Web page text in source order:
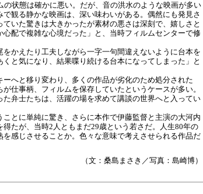
の状態は確かに悪い。だが、音の洪水のような映画が多い
観る静かな映画は、深い味わいがある。偶然にも発見さ
いた驚きは大きかったが素材の悪さは深刻で、嬉しさと
心配で複雑な心境だった」と、当時フィルムセンターで修
かえたり工夫しながら一字一句間違えないように台本を
と気になり、結果喋り続ける台本になってしまった」と
へと移り変わり、多くの作品が劣化のため処分された
仕事柄、フィルムを保存していたというケースが多い。
た弁士たちは、活躍の場を求めて講談の世界へと入ってい
ことに単純に驚き、さらに本作で伊藤監督と主演の大河内
たが、当時2人ともまだ29歳という若さだ。人生80年の
感じさせることか。色々な意味で考えさせられる作品だ
（文：桑島まさき／写真：島崎博）